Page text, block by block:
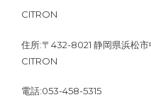
CITRON
住所:〒432-8021 静岡県浜松市
CITRON
電話:053-458-5315